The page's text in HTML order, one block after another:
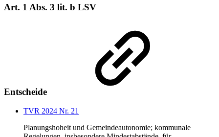
Art. 1 Abs. 3 lit. b LSV
Entscheide
TVR 2024 Nr. 21
Planungshoheit und Gemeindeautonomie; kommunale